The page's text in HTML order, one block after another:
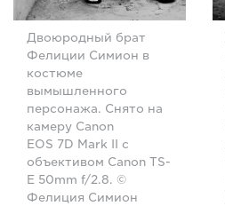
Двоюродный брат
Фелиции Симион в
костюме
вымышленного
персонажа. Снято на
камеру Canon
EOS 7D Mark II с
объективом Canon TS-
E 50mm f/2.8. ©
Фелиция Симион